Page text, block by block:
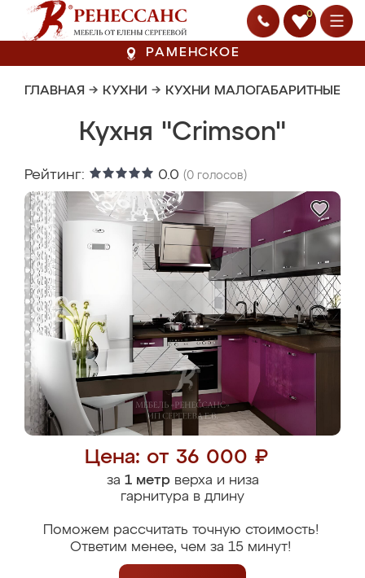
0
РАМЕНСКОЕ
ГЛАВНАЯ → КУХНИ → КУХНИ МАЛОГАБАРИТНЫЕ
Кухня "Crimson"
Рейтинг: 0.0 (0 голосов)
Цена: от 36 000 ₽
за 1 метрверха и низа
гарнитура в длину
Поможем рассчитать точную стоимость!
Ответим менее, чем за 15 минут!